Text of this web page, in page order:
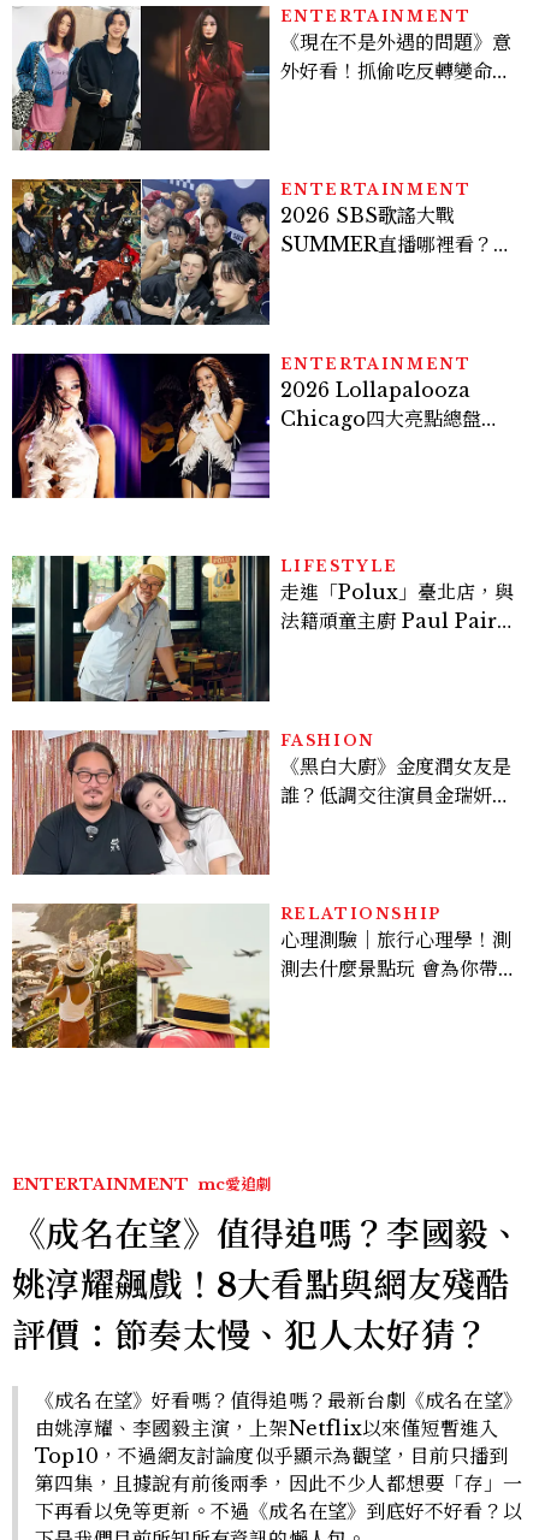
ENTERTAINMENT
《現在不是外遇的問題》意
外好看！抓偷吃反轉變命
看點懶人包
ENTERTAINMENT
2026 SBS歌謠大戰
SUMMER直播哪裡看？
ENTERTAINMENT
2026 Lollapalooza
Chicago四大亮點總盤
LIFESTYLE
走進「Polux」臺北店，與
法籍頑童主廚 Paul Pairet
FASHION
《黑白大廚》金度潤女友是
誰？低調交往演員金瑞妍、
RELATIONSHIP
心理測驗｜旅行心理學！測
測去什麼景點玩 會為你帶來
ENTERTAINMENT mc愛追劇
《成名在望》值得追嗎？李國毅、
姚淳耀飆戲！8大看點與網友殘酷
評價：節奏太慢、犯人太好猜？
《成名在望》好看嗎？值得追嗎？最新台劇《成名在望》
由姚淳耀、李國毅主演，上架Netflix以來僅短暫進入
Top10，不過網友討論度似乎顯示為觀望，目前只播到
第四集，且據說有前後兩季，因此不少人都想要「存」一
下再看以免等更新。不過《成名在望》到底好不好看？以